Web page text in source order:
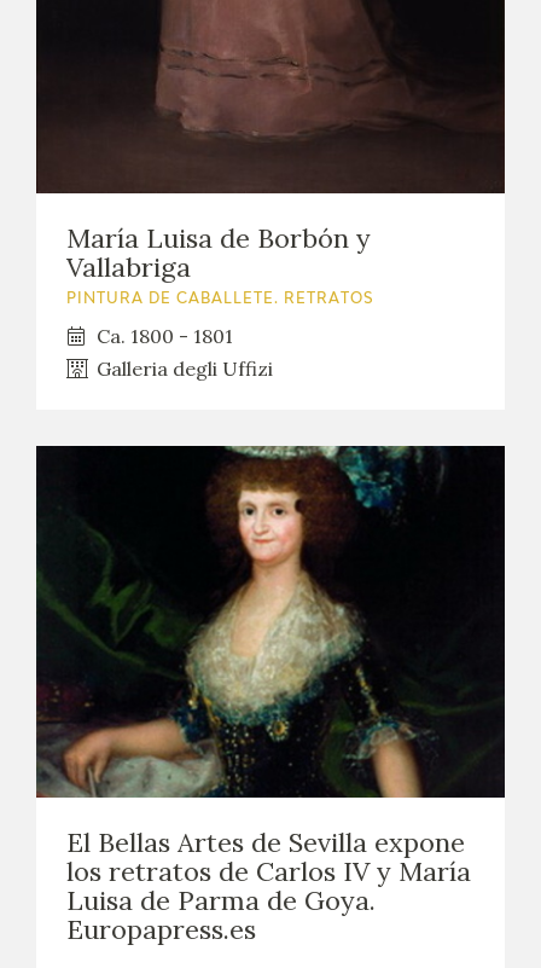
María Luisa de Borbón y
Vallabriga
PINTURA DE CABALLETE. RETRATOS
Ca. 1800 - 1801
Galleria degli Uffizi
El Bellas Artes de Sevilla expone
los retratos de Carlos IV y María
Luisa de Parma de Goya.
Europapress.es